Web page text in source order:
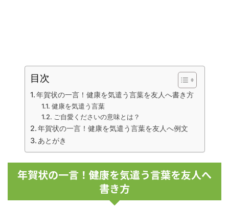
目次
年賀状の一言！健康を気遣う言葉を友人へ書き方
健康を気遣う言葉
ご自愛くださいの意味とは？
年賀状の一言！健康を気遣う言葉を友人へ例文
あとがき
年賀状の一言！健康を気遣う言葉を友人へ
書き方